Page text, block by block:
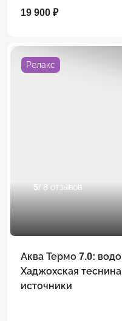
19 900 ₽
Релакс
5/ 8 отзывов
Аква Термо 7.0:
Хаджохская
источники